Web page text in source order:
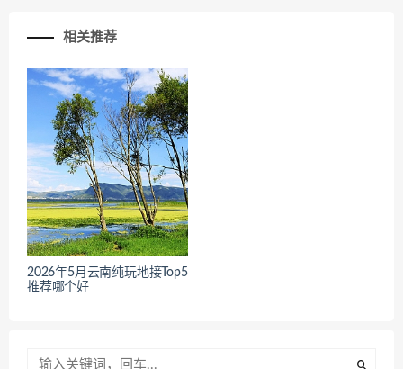
相关推荐
2026年5月云南纯玩地接Top5
推荐哪个好